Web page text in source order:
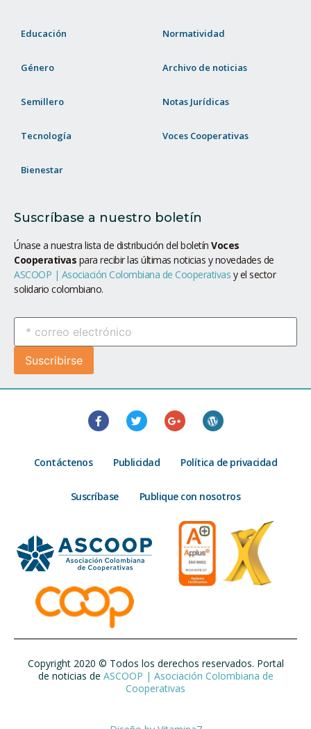
Educación
Género
Semillero
Tecnología
Bienestar
Normatividad
Archivo de noticias
Notas Jurídicas
Voces Cooperativas
Suscríbase a nuestro boletín
Únase a nuestra lista de distribución del boletín Voces
Cooperativas para recibir las últimas noticias y novedades de
ASCOOP | Asociación Colombiana de Cooperativas y el sector
solidario colombiano.
Contáctenos Publicidad Política de privacidad
Suscríbase Publique con nosotros
Copyright 2020 © Todos los derechos reservados. Portal
de noticias de ASCOOP | Asociación Colombiana de
Cooperativas